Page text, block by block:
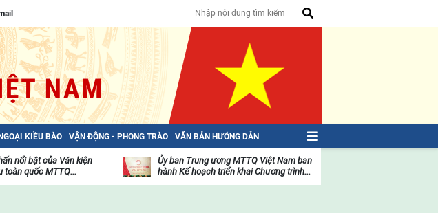
KIỀU BÀO VẬN ĐỘNG - PHONG TRÀO VĂN BẢN HƯỚNG DẪN
nổi bật của Văn kiện
toàn quốc MTTQ...
Ủy ban Trung ương MTTQ Việt Nam ban
hành Kế hoạch triển khai Chương trình...